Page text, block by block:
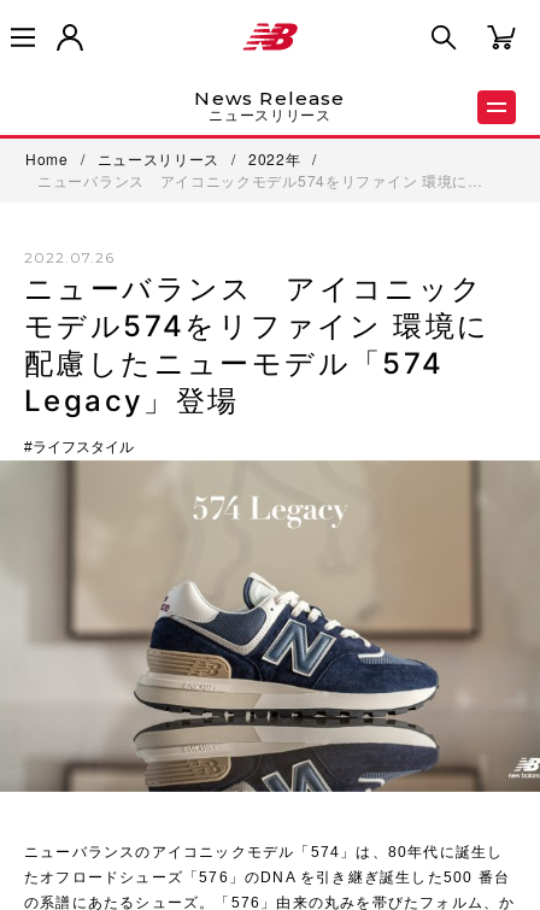
News Release
ニュースリリース
Home / ニュースリリース / 2022年
/
ニューバランス アイコニックモデル574をリファイン 環境に…
2022.07.26
ニューバランス アイコニック
モデル574をリファイン 環境に
配慮したニューモデル「574
Legacy」登場
ライフスタイル
ニューバランスのアイコニックモデル「574」は、80年代に誕生し
たオフロードシューズ「576」のDNA を引き継ぎ誕生した500 番台
の系譜にあたるシューズ。「576」由来の丸みを帯びたフォルム、か